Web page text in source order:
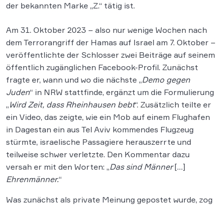
der bekannten Marke „Z.“ tätig ist.
Am 31. Oktober 2023 – also nur wenige Wochen nach
dem Terrorangriff der Hamas auf Israel am 7. Oktober –
veröffentlichte der Schlosser zwei Beiträge auf seinem
öffentlich zugänglichen Facebook-Profil. Zunächst
fragte er, wann und wo die nächste „Demo gegen
Juden“ in NRW stattfinde, ergänzt um die Formulierung
„Wird Zeit, dass Rheinhausen bebt“. Zusätzlich teilte er
ein Video, das zeigte, wie ein Mob auf einem Flughafen
in Dagestan ein aus Tel Aviv kommendes Flugzeug
stürmte, israelische Passagiere herauszerrte und
teilweise schwer verletzte. Den Kommentar dazu
versah er mit den Worten: „Das sind Männer[…]
Ehrenmänner.“
Was zunächst als private Meinung gepostet wurde, zog